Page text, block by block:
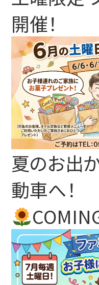
開催！
夏のお出
動車へ！